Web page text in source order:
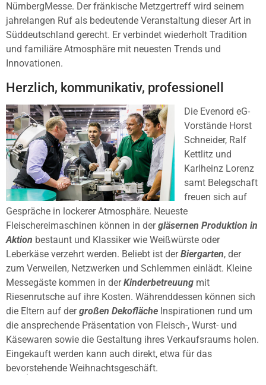
NürnbergMesse. Der fränkische Metzgertreff wird seinem
jahrelangen Ruf als bedeutende Veranstaltung dieser Art in
Süddeutschland gerecht. Er verbindet wiederholt Tradition
und familiäre Atmosphäre mit neuesten Trends und
Innovationen.
Herzlich, kommunikativ, professionell
Die Evenord eG-
Vorstände Horst
Schneider, Ralf
Kettlitz und
Karlheinz Lorenz
samt Belegschaft
freuen sich auf
Gespräche in lockerer Atmosphäre. Neueste
Fleischereimaschinen können in dergläsernen Produktion in
Aktion bestaunt und Klassiker wie Weißwürste oder
Leberkäse verzehrt werden. Beliebt ist derBiergarten, der
zum Verweilen, Netzwerken und Schlemmen einlädt. Kleine
Messegäste kommen in derKinderbetreuung mit
Riesenrutsche auf ihre Kosten. Währenddessen können sich
die Eltern auf dergroßen Dekofläche Inspirationen rund um
die ansprechende Präsentation von Fleisch-, Wurst- und
Käsewaren sowie die Gestaltung ihres Verkaufsraums holen.
Eingekauft werden kann auch direkt, etwa für das
bevorstehende Weihnachtsgeschäft.